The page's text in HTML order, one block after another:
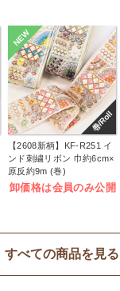
NEW
巻/Roll
【2608新柄】KF-R251 イ
ンド刺繍リボン 巾約6cm×
原反約9m (巻)
卸価格は会員のみ公開
すべての商品を見る